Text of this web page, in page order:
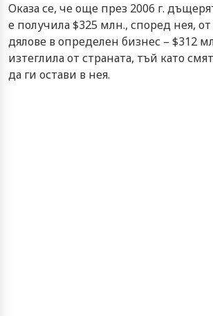
Оказа се, че още през 2006 г.
е получила $325 млн., според нея,
дялове в определен бизнес – $312
изтеглила от страната, тъй като
да ги остави в нея.